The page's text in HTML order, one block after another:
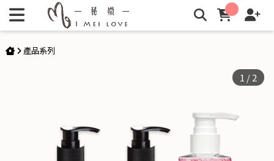
NPM 頭皮養護系列 1+2+9 | 秘媺
產品系列
1 /2